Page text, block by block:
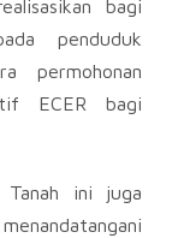
bagi
penduduk
permohonan
ECER bagi
Tanah ini juga